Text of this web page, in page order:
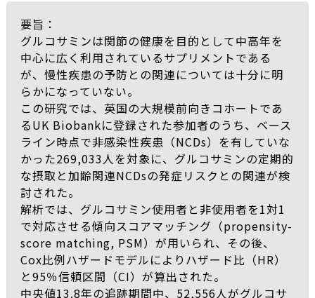
要旨：
グルコサミンは関節の健康を目的として中高年を
中心に広く利用されているサプリメントである
が、慢性疾患の予防との関連については十分に明
らかになっていない。
この研究では、英国の大規模前向きコホートであ
るUK Biobankに登録された参加者のうち、ベース
ライン時点で非感染性疾患（NCDs）を有していな
かった269,033人を対象に、グルコサミンの定期的
な摂取と加齢関連NCDsの発症リスクとの関連が検
討された。
解析では、グルコサミン使用者と非使用者を1対1
で対応させる傾向スコアマッチング（propensity-
score matching, PSM）が用いられ、その後、
Cox比例ハザードモデルによりハザード比（HR）
と95％信頼区間（CI）が算出された。
中央値13.8年の追跡期間中、52,556人がグルコサ